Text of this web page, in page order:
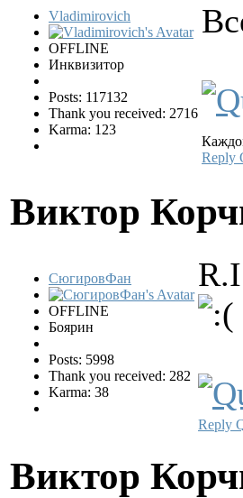
Vladimirovich
OFFLINE
Инквизитор
Posts: 117132
Thank you received: 2716
Karma: 123
Reply
Виктор
СюгировФан
OFFLINE
Боярин
Posts: 5998
Thank you received: 282
Karma: 38
Reply
Виктор